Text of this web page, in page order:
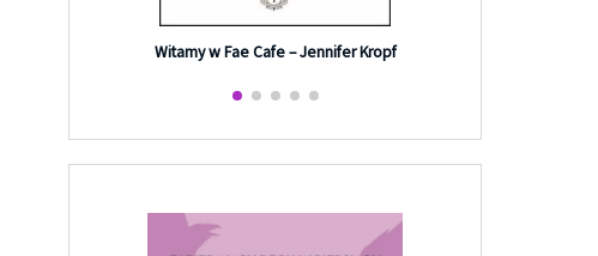
Witamy w Fae Cafe – Jennifer Kropf